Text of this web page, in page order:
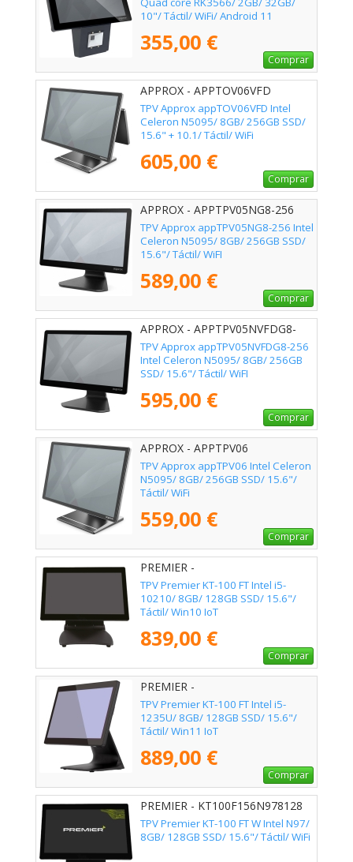
10"/ Táctil/ WiFi/ Android 11
355,00 €
Comprar
APPROX - APPTOV06VFD
TPV Approx appTOV06VFD Intel
Celeron N5095/ 8GB/ 256GB SSD/
15.6" + 10.1/ Táctil/ WiFi
605,00 €
Comprar
APPROX - APPTPV05NG8-256
TPV Approx appTPV05NG8-256 Intel
Celeron N5095/ 8GB/ 256GB SSD/
15.6"/ Táctil/ WiFI
589,00 €
Comprar
APPROX - APPTPV05NVFDG8-
256
TPV Approx appTPV05NVFDG8-256
Intel Celeron N5095/ 8GB/ 256GB
SSD/ 15.6"/ Táctil/ WiFI
595,00 €
Comprar
APPROX - APPTPV06
TPV Approx appTPV06 Intel Celeron
N5095/ 8GB/ 256GB SSD/ 15.6"/
Táctil/ WiFi
559,00 €
Comprar
PREMIER -
KT100F156i51235U8128IOT
TPV Premier KT-100 FT Intel i5-
10210/ 8GB/ 128GB SSD/ 15.6"/
Táctil/ Win10 IoT
839,00 €
Comprar
PREMIER -
KT100F156I51235U8128W11
TPV Premier KT-100 FT Intel i5-
1235U/ 8GB/ 128GB SSD/ 15.6"/
Táctil/ Win11 IoT
889,00 €
Comprar
PREMIER - KT100F156N978128
TPV Premier KT-100 FT W Intel N97/
8GB/ 128GB SSD/ 15.6"/ Táctil/ WiFi